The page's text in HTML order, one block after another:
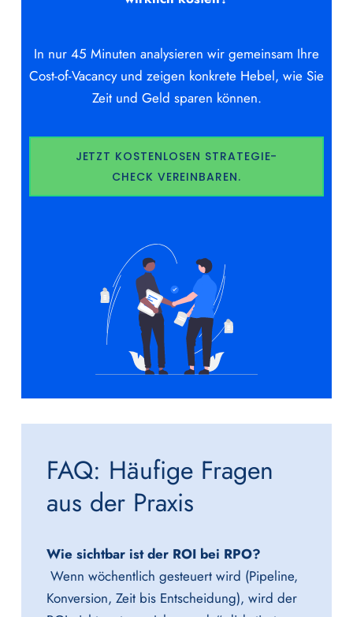
In nur 45 Minuten analysieren wir gemeinsam Ihre
Cost-of-Vacancy und zeigen konkrete Hebel, wie Sie
Zeit und Geld sparen können.
JETZT KOSTENLOSEN STRATEGIE-
CHECK VEREINBAREN.
FAQ: Häufige Fragen
aus der Praxis
Wie sichtbar ist der ROI bei RPO?
Wenn wöchentlich gesteuert wird (Pipeline,
Konversion, Zeit bis Entscheidung), wird der